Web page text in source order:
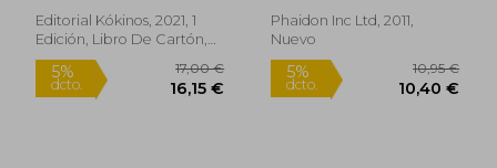
5%
dcto.
13,00 €
12,35 € dcto.
Editorial Kókinos, 2021, 1
Edición, Libro De Cartón,
Nuevo
Phaidon Inc Ltd, 2011,
Nuevo